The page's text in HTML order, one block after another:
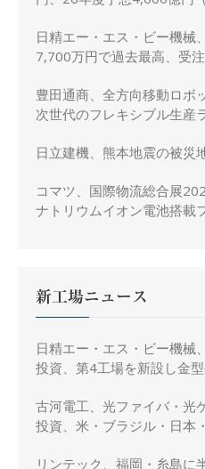
日精エー・エス・ビー機械
7,700万円で過去最高、受
豊田通商、全方向移動ロボ
次世代のフレキシブル生産
日立建機、熊本地震の被災
コマツ、国際物流総合展
ナトリウムイオン電池搭載
新工場ニュース
日精エー・エス・ビー機械
投資、第4工場を新設し金
古河電工、光ファイバ・光
投資、米・ブラジル・日本
リンテック、福岡・糸島に